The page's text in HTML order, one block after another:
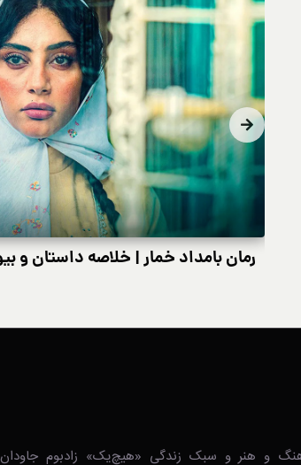
بیوگرافی نویسنده دیالوگ‌های
و هنر و سبک زندگی‌ «هیچ‌یک» زادبوم جاودان